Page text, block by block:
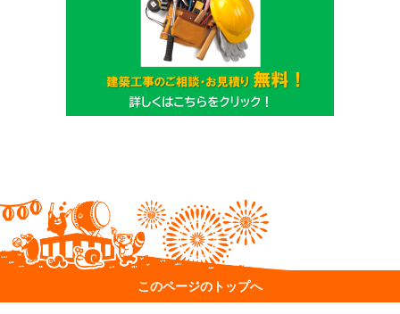
このページのトップへ